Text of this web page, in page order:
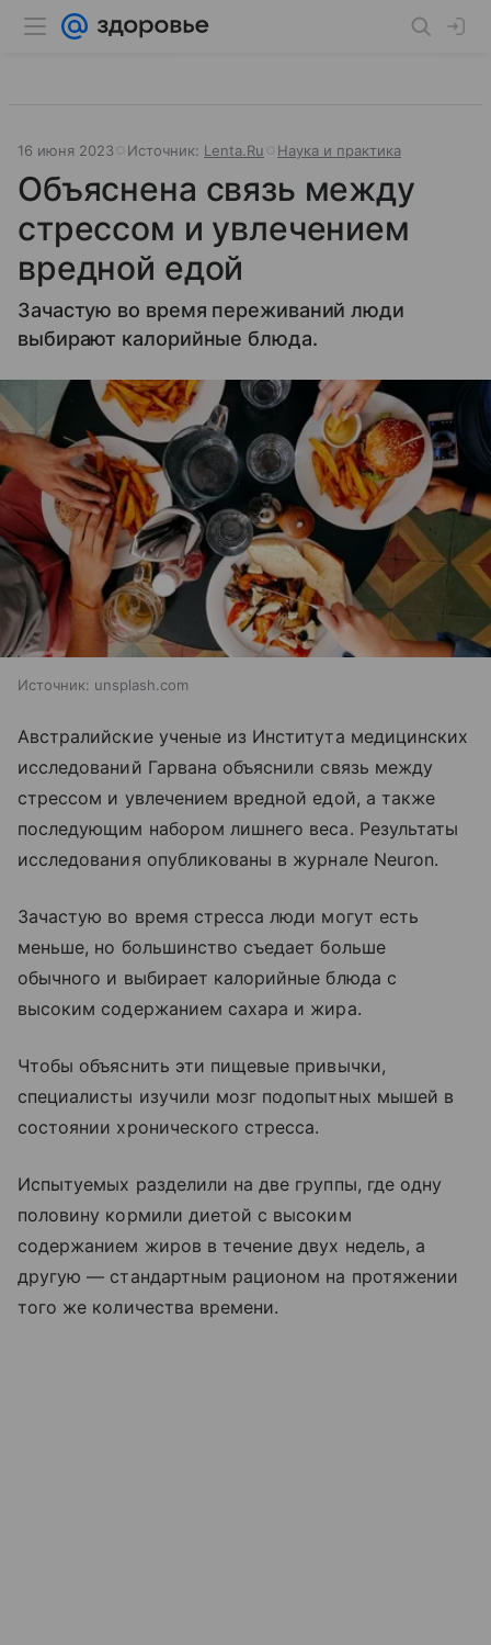
16 июня 2023 Источник: Lenta.Ru Наука и практика
Объяснена связь между
стрессом и увлечением
вредной едой
Зачастую во время переживаний люди
выбирают калорийные блюда.
Источник: unsplash.com
Австралийские ученые из Института медицинских
исследований Гарвана объяснили связь между
стрессом и увлечением вредной едой, а также
последующим набором лишнего веса. Результаты
исследования опубликованы в журнале Neuron.
Зачастую во время стресса люди могут есть
меньше, но большинство съедает больше
обычного и выбирает калорийные блюда с
высоким содержанием сахара и жира.
Чтобы объяснить эти пищевые привычки,
специалисты изучили мозг подопытных мышей в
состоянии хронического стресса.
Испытуемых разделили на две группы, где одну
половину кормили диетой с высоким
содержанием жиров в течение двух недель, а
другую — стандартным рационом на протяжении
того же количества времени.